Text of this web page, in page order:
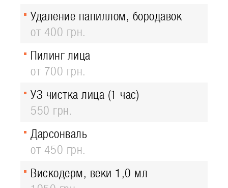
Удаление папиллом, бородавок
от 400 грн.
Пилинг лица
от 700 грн.
УЗ чистка лица (1 час)
550 грн.
Дарсонваль
от 450 грн.
Вискодерм, веки 1,0 мл